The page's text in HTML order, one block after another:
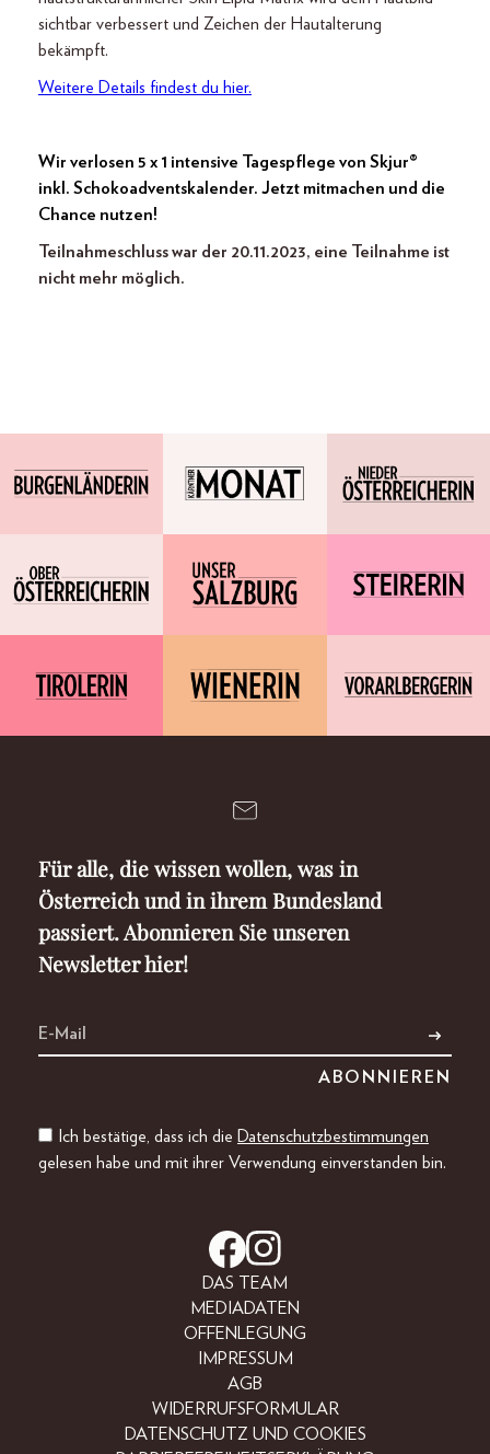
sichtbar verbessert und Zeichen der Hautalterung
bekämpft.
Weitere Details findest du hier.
Wir verlosen 5 x 1 intensive Tagespflege von Skjur®
inkl. Schokoadventskalender. Jetzt mitmachen und die
Chance nutzen!
Teilnahmeschluss war der 20.11.2023, eine Teilnahme ist
nicht mehr möglich.
Für alle, die wissen wollen, was in
Österreich und in ihrem Bundesland
passiert. Abonnieren Sie unseren
Newsletter hier!
Ich bestätige, dass ich die Datenschutzbestimmungen
gelesen habe und mit ihrer Verwendung einverstanden bin.
DAS TEAM
MEDIADATEN
OFFENLEGUNG
IMPRESSUM
AGB
WIDERRUFSFORMULAR
DATENSCHUTZ UND COOKIES